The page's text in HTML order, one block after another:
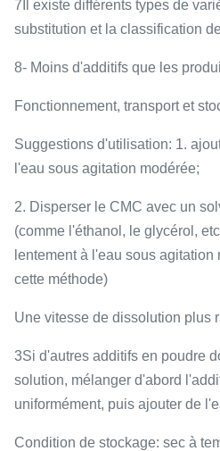
7Il existe différents types de
substitution et la classification
8- Moins d'additifs que les
Fonctionnement, transport et
Suggestions d'utilisation: 1.
l'eau sous agitation modérée;
2. Disperser le CMC avec un
(comme l'éthanol, le glycérol,
lentement à l'eau sous agitation
cette méthode)
Une vitesse de dissolution plus
3Si d'autres additifs en poudre
solution, mélanger d'abord
uniformément, puis ajouter de
Condition de stockage: sec à